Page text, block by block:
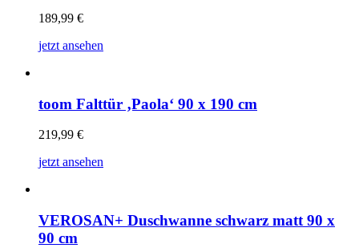
189,99 €
jetzt ansehen
toom Falttür ‚Paola‘ 90 x 190 cm
219,99 €
jetzt ansehen
VEROSAN+ Duschwanne schwarz matt 90 x
90 cm